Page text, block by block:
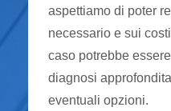
aspettiamo di poter
necessario e sui
caso potrebbe
diagnosi
eventuali opzioni.